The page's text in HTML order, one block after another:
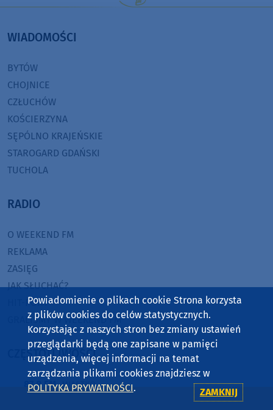
WIADOMOŚCI
BYTÓW
CHOJNICE
CZŁUCHÓW
KOŚCIERZYNA
SĘPÓLNO KRAJEŃSKIE
STAROGARD GDAŃSKI
TUCHOLA
RADIO
O WEEKEND FM
REKLAMA
ZASIĘG
JAK SŁUCHAĆ?
HIT-PORT
GRALIŚMY W WEEKEND FM
CZĘSTOTLIWOŚCI
87,8 FM MIASTKO
Powiadomienie o plikach cookie Strona korzysta
z plików cookies do celów statystycznych.
Korzystając z naszych stron bez zmiany ustawień
przeglądarki będą one zapisane w pamięci
urządzenia, więcej informacji na temat
zarządzania plikami cookies znajdziesz w
POLITYKA PRYWATNOŚCI. ZAMKNIJ